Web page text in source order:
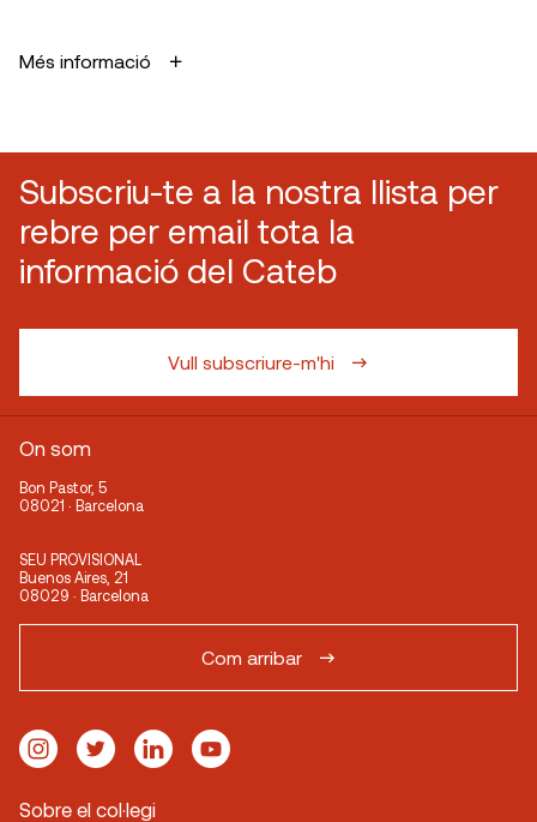
Més informació
Subscriu-te a la nostra llista per
rebre per email tota la
informació del Cateb
Vull subscriure-m'hi
On som
Bon Pastor, 5
08021 · Barcelona
SEU PROVISIONAL
Buenos Aires, 21
08029 · Barcelona
Com arribar
Sobre el col·legi